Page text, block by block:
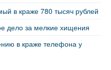
в краже 780 тысяч рублей
дело за мелкие хищения
в краже телефона у